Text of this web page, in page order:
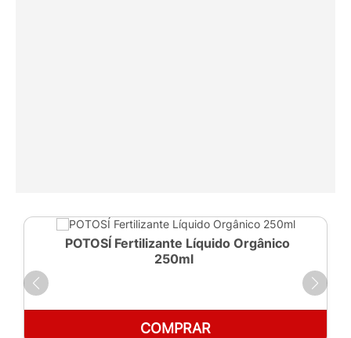
POTOSÍ Fertilizante Líquido Orgânico
250ml
COMPRAR